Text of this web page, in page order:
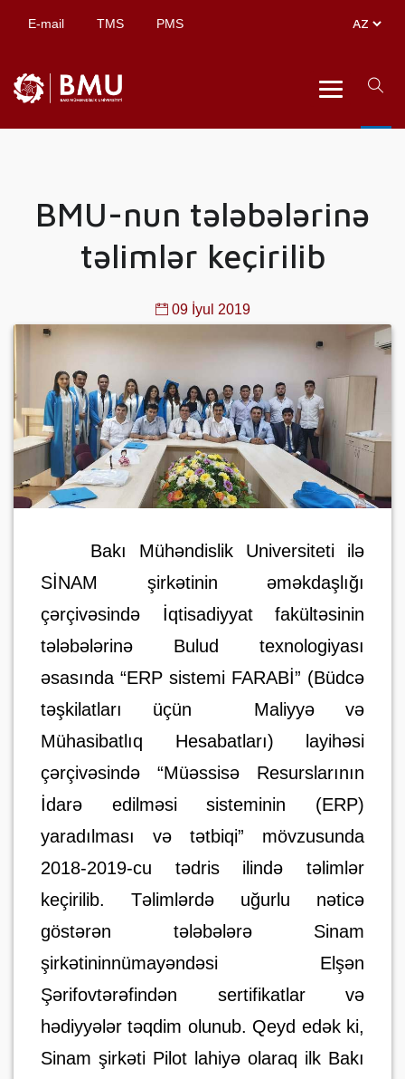
E-mail TMS PMS
BMU-nun tələbələrinə
təlimlər keçirilib
09 İyul 2019
Bakı Mühəndislik Universiteti ilə
SİNAM şirkətinin əməkdaşlığı
çərçivəsində İqtisadiyyat fakültəsinin
tələbələrinə Bulud texnologiyası
əsasında “ERP sistemi FARABİ” (Büdcə
təşkilatları üçün Maliyyə və
Mühasibatlıq Hesabatları) layihəsi
çərçivəsində “Müəssisə Resurslarının
İdarə edilməsi sisteminin (ERP)
yaradılması və tətbiqi” mövzusunda
2018-2019-cu tədris ilində təlimlər
keçirilib. Təlimlərdə uğurlu nəticə
göstərən tələbələrə Sinam
şirkətininnümayəndəsi Elşən
Şərifovtərəfindən sertifikatlar və
hədiyyələr təqdim olunub. Qeyd edək ki,
Sinam şirkəti Pilot lahiyə olaraq ilk Bakı